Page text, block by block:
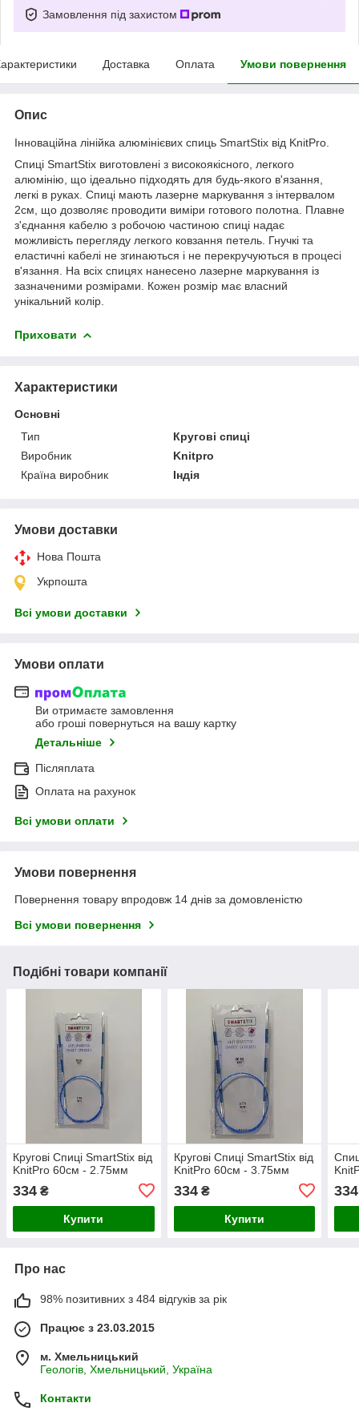
Замовлення під захистом
Доставка Оплата Умови повернення
Опис
Інноваційна лінійка алюмінієвих спиць SmartStix від KnitPro.
Спиці SmartStix виготовлені з високоякісного, легкого
алюмінію, що ідеально підходять для будь-якого в'язання,
легкі в руках. Спиці мають лазерне маркування з інтервалом
2см, що дозволяє проводити виміри готового полотна. Плавне
з'єднання кабелю з робочою частиною спиці надає
можливість перегляду легкого ковзання петель. Гнучкі та
еластичні кабелі не згинаються і не перекручуються в процесі
в'язання. На всіх спицях нанесено лазерне маркування із
зазначеними розмірами. Кожен розмір має власний
унікальний колір.
Приховати
Характеристики
Основні
Тип
Кругові спиці
Виробник
Knitpro
Країна виробник
Індія
Умови доставки
Нова Пошта
Укрпошта
Всі умови доставки
Умови оплати
Ви отримаєте замовлення
або гроші повернуться на вашу картку
Детальніше
Післяплата
Оплата на рахунок
Всі умови оплати
Умови повернення
Повернення товару впродовж 14 днів за домовленістю
Всі умови повернення
Подібні товари компанії
Кругові Спиці SmartStix від
KnitPro 60см - 2.75мм
334 ₴
Купити
Кругові Спиці SmartStix від
KnitPro 60см - 3.75мм
334₴
Купити
334
Про нас
98% позитивних з 484 відгуків за рік
Працює з 23.03.2015
м. Хмельницький
Геологів, Хмельницький, Україна
Контакти